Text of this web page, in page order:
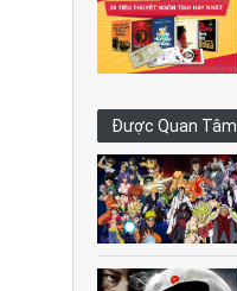
Được Quan Tâm